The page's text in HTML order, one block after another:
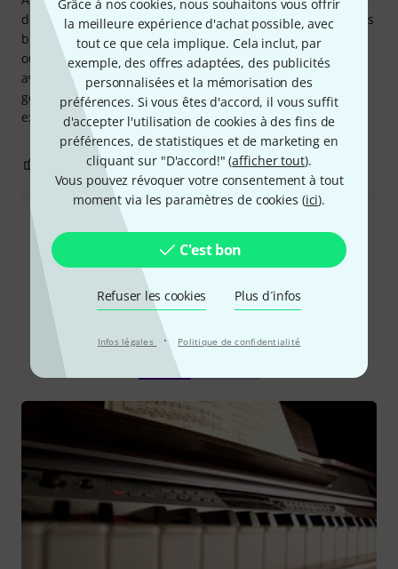
Grâce à nos cookies, nous souhaitons vous offrir
la meilleure expérience d'achat possible, avec
tout ce que cela implique. Cela inclut, par
exemple, des offres adaptées, des publicités
personnalisées et la mémorisation des
préférences. Si vous êtes d'accord, il vous suffit
d'accepter l'utilisation de cookies à des fins de
préférences, de statistiques et de marketing en
cliquant sur "D'accord!" (afficher tout).
Vous pouvez révoquer votre consentement à tout
moment via les paramètres de cookies (ici).
C'est bon
Refuser les cookies Plus d´infos
Infos légales · Politique de confidentialité
d'alimentations génériques sans marque, car elles sont très
bruyantes. Celle-ci est silencieuse et de haute qualité, peu
ou pas de bruit. La mienne était allumée presque 5 ans
avant de tomber en panne. Le service Thomman a été très
gentil et l'a changée sous garantie. C'était une très bonne
expérience avec le support et aussi avec le produit Kawai.
0 SIGNALER L'ÉVALUATION
Lire toutes les évaluations
Le saviez-vous?
Tout